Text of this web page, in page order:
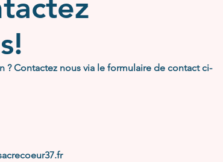
? Contactez nous via le formulaire de contact ci-